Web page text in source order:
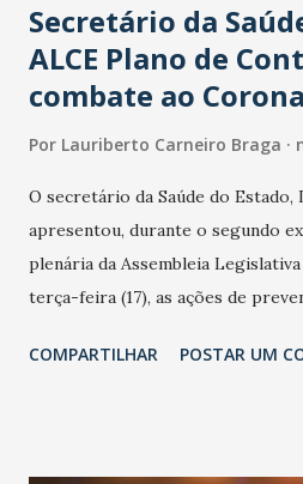
Secretário da
ALCE Plano de
combate ao
Por Lauriberto Carneiro Braga
O secretário da Saúde do
apresentou, durante o segundo
plenária da Assembleia
terça-feira (17), as ações de
adotadas pelo Governo do Estado
COMPARTILHAR POSTAR UM